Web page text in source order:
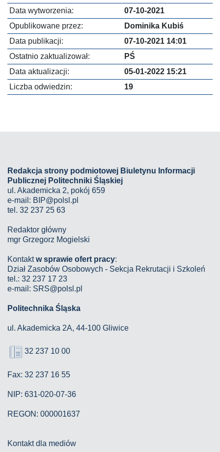
Data wytworzenia:
07-10-2021
Opublikowane przez:
Dominika Kubiś
Data publikacji:
07-10-2021 14:01
Ostatnio zaktualizował:
PŚ
Data aktualizacji:
05-01-2022 15:21
Liczba odwiedzin:
19
Redakcja strony podmiotowej Biuletynu Informacji
Publicznej Politechniki Śląskiej
ul. Akademicka 2, pokój 659
e-mail: BIP@polsl.pl
tel. 32 237 25 63
Redaktor główny
mgr Grzegorz Mogielski
Kontaktw sprawie ofert pracy:
Dział Zasobów Osobowych - Sekcja Rekrutacji i Szkoleń
tel.: 32 237 17 23
e-mail: SRS@polsl.pl
Politechnika Śląska
ul. Akademicka 2A, 44-100 Gliwice
32 237 10 00
Fax: 32 237 16 55
NIP: 631-020-07-36
REGON: 000001637
Kontakt dla mediów